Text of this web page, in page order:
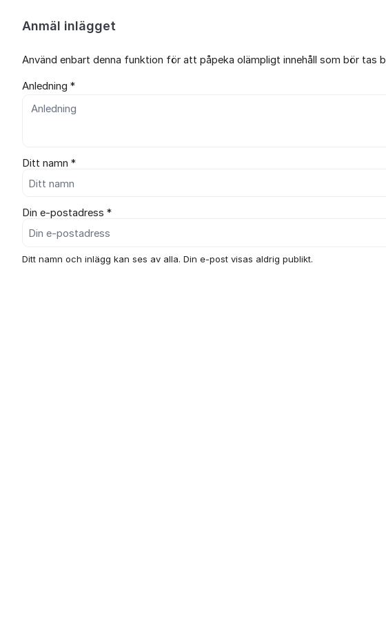
Anmäl inlägget
Använd enbart denna funktion för att påpeka olämpligt innehåll som bör
Anledning *
Ditt namn *
Din e-postadress *
Ditt namn och inlägg kan ses av alla. Din e-post visas aldrig publikt.